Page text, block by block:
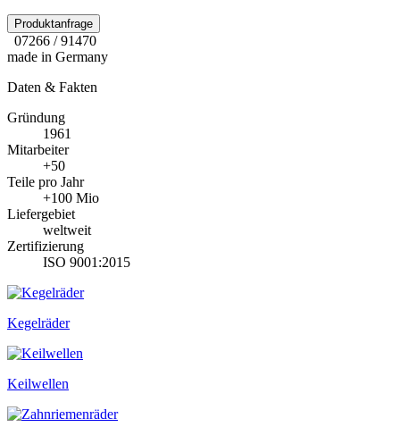
Produktanfrage
07266 / 91470
made in Germany
Daten & Fakten
Gründung
1961
Mitarbeiter
+50
Teile pro Jahr
+100 Mio
Liefergebiet
weltweit
Zertifizierung
ISO 9001:2015
Kegelräder
Keilwellen